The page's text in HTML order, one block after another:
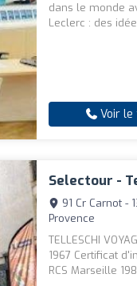
dans le monde
Leclerc : des
Voir le
Selectour -
91 Cr Carnot -
Provence
TELLESCHI
1967 Certificat
RCS Marseille